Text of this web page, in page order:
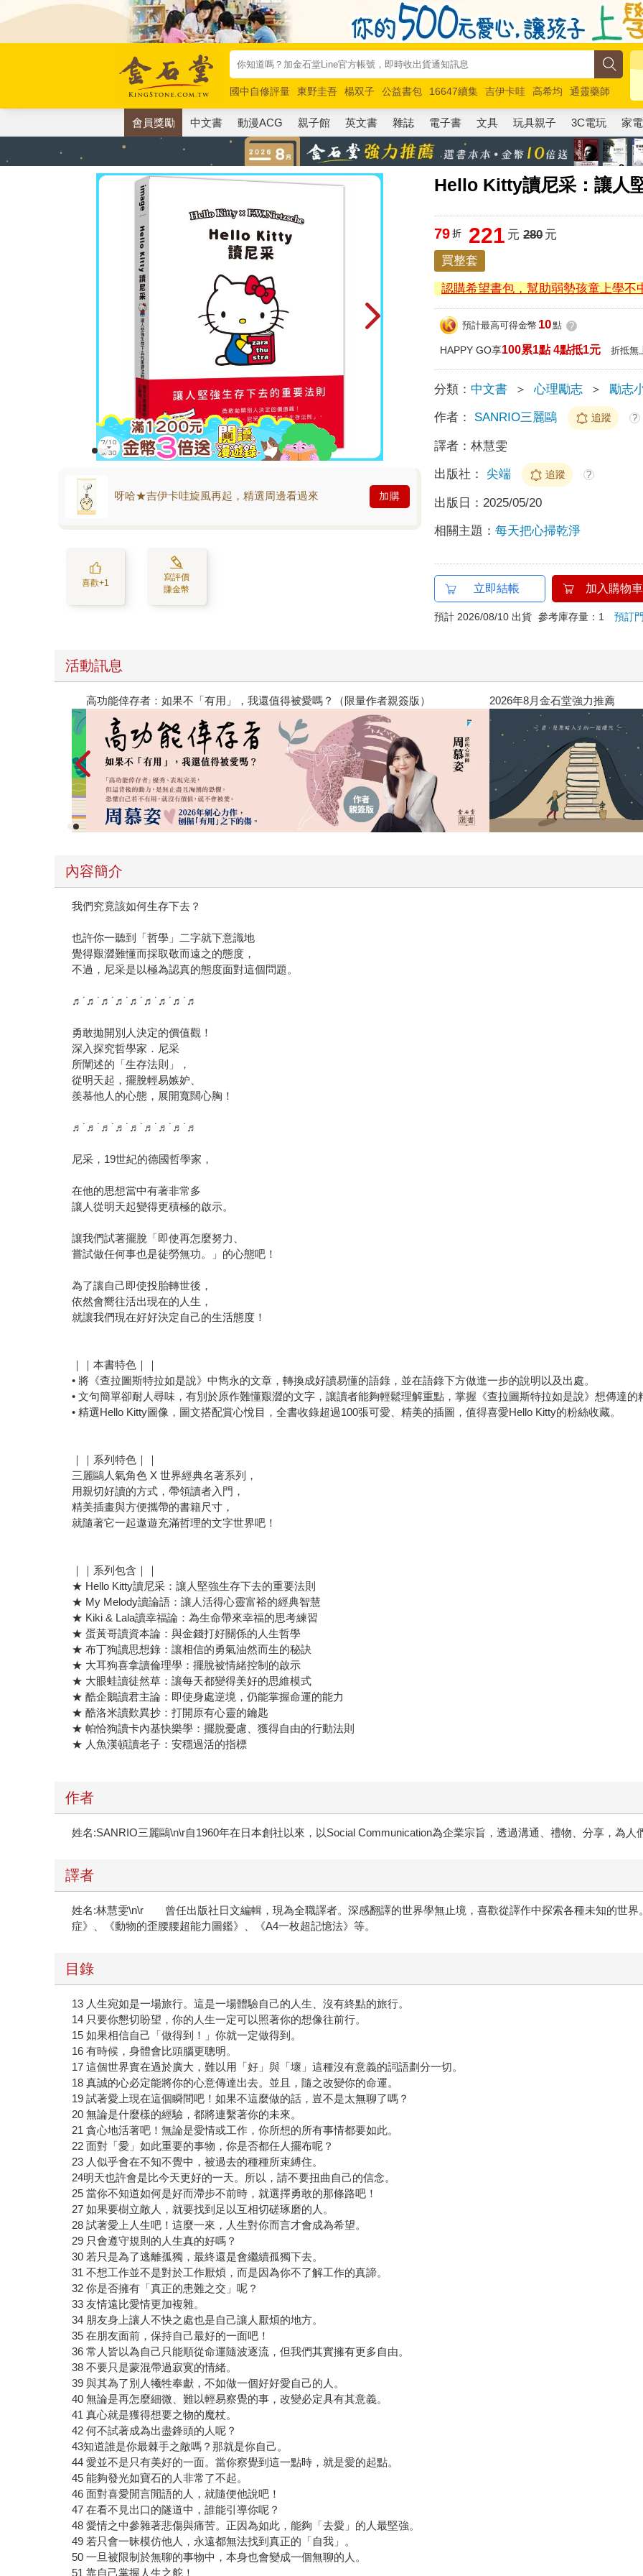
國中自修評量 東野圭吾 楊双子 公益書包 16647續集 吉伊卡哇 高希均
通靈藥師
唯紅花綻放
奧德賽 路邊攤新作 馬斯克 玩具總動員5 超慢跑
會員獎勵 中文書 動漫ACG 親子館 英文書 雜誌 電子書 文具 玩具親子 3C電玩 家電
Hello Kitty讀尼采：讓人
呀哈★吉伊卡哇旋風再起，精選周邊看過來 加購
喜歡+1
寫評價
賺金幣
79 折 221 元 280元
買整套
認購希望書包，幫助弱勢孩童上學不
預計最高可得金幣 10點 ?
HAPPY GO享100累1點 4點抵1元 折抵無
分類： 中文書 ＞ 心理勵志 ＞ 勵志
作者： SANRIO三麗鷗 追蹤 ?
譯者：林慧雯
出版社： 尖端 追蹤 ?
出版日： 2025/05/20
相關主題：每天把心掃乾淨
立即結帳 加入購物車
預計 2026/08/10 出貨 參考庫存量：1預訂
活動訊息
閱讀漫遊錄-2026上半年暢銷榜 高功能倖存者：如果不「有用」
內容簡介
我們究竟該如何生存下去？
也許你一聽到「哲學」二字就下意識地
覺得艱澀難懂而採取敬而遠之的態度，
不過，尼采是以極為認真的態度面對這個問題。
♬˙♬˙♬˙♬˙♬˙♬˙♬˙♬˙♬
勇敢拋開別人決定的價值觀！
深入探究哲學家．尼采
所闡述的「生存法則」，
從明天起，擺脫輕易嫉妒、
羨慕他人的心態，展開寬闊心胸！
♬˙♬˙♬˙♬˙♬˙♬˙♬˙♬˙♬
尼采，19世紀的德國哲學家，
在他的思想當中有著非常多
讓人從明天起變得更積極的啟示。
讓我們試著擺脫「即使再怎麼努力、
嘗試做任何事也是徒勞無功。」的心態吧！
為了讓自己即使投胎轉世後，
依然會嚮往活出現在的人生，
就讓我們現在好好決定自己的生活態度！
｜｜本書特色｜｜
• 將《查拉圖斯特拉如是說》中雋永的文章，轉換成好讀易懂的語錄，並在語錄下方做進一步的說明以及出處。
• 文句簡單卻耐人尋味，有別於原作難懂艱澀的文字，讓讀者能夠輕鬆理解重點，掌握《查拉圖斯特拉如是說》想傳達的
• 精選Hello Kitty圖像，圖文搭配賞心悅目，全書收錄超過100張可愛、精美的插圖，值得喜愛Hello Kitty的粉絲收藏。
｜｜系列特色｜｜
三麗鷗人氣角色 X 世界經典名著系列，
用親切好讀的方式，帶領讀者入門，
精美插畫與方便攜帶的書籍尺寸，
就隨著它一起遨遊充滿哲理的文字世界吧！
｜｜系列包含｜｜
★ Hello Kitty讀尼采：讓人堅強生存下去的重要法則
★ My Melody讀論語：讓人活得心靈富裕的經典智慧
★ Kiki & Lala讀幸福論：為生命帶來幸福的思考練習
★ 蛋黃哥讀資本論：與金錢打好關係的人生哲學
★ 布丁狗讀思想錄：讓相信的勇氣油然而生的秘訣
★ 大耳狗喜拿讀倫理學：擺脫被情緒控制的啟示
★ 大眼蛙讀徒然草：讓每天都變得美好的思維模式
★ 酷企鵝讀君主論：即使身處逆境，仍能掌握命運的能力
★ 酷洛米讀歎異抄：打開原有心靈的鑰匙
★ 帕恰狗讀卡內基快樂學：擺脫憂慮、獲得自由的行動法則
★ 人魚漢頓讀老子：安穩過活的指標
作者
姓名:SANRIO三麗鷗\n\r自1960年在日本創社以來，以Social Communication為企業宗旨，透過溝通、禮物、分享，為
譯者
姓名:林慧雯\n\r 曾任出版社日文編輯，現為全職譯者。深感翻譯的世界學無止境，喜歡從譯作中探索各種未知的世界
症》、《動物的歪腰腰超能力圖鑑》、《A4一枚超記憶法》等。
目錄
13 人生宛如是一場旅行。這是一場體驗自己的人生、沒有終點的旅行。
14 只要你懇切盼望，你的人生一定可以照著你的想像往前行。
15 如果相信自己「做得到！」你就一定做得到。
16 有時候，身體會比頭腦更聰明。
17 這個世界實在過於廣大，難以用「好」與「壞」這種沒有意義的詞語劃分一切。
18 真誠的心必定能將你的心意傳達出去。並且，隨之改變你的命運。
19 試著愛上現在這個瞬間吧！如果不這麼做的話，豈不是太無聊了嗎？
20 無論是什麼樣的經驗，都將連繫著你的未來。
21 貪心地活著吧！無論是愛情或工作，你所想的所有事情都要如此。
22 面對「愛」如此重要的事物，你是否都任人擺布呢？
23 人似乎會在不知不覺中，被過去的種種所束縛住。
24明天也許會是比今天更好的一天。所以，請不要扭曲自己的信念。
25 當你不知道如何是好而滯步不前時，就選擇勇敢的那條路吧！
27 如果要樹立敵人，就要找到足以互相切磋琢磨的人。
28 試著愛上人生吧！這麼一來，人生對你而言才會成為希望。
29 只會遵守規則的人生真的好嗎？
30 若只是為了逃離孤獨，最終還是會繼續孤獨下去。
31 不想工作並不是對於工作厭煩，而是因為你不了解工作的真諦。
32 你是否擁有「真正的患難之交」呢？
33 友情遠比愛情更加複雜。
34 朋友身上讓人不快之處也是自己讓人厭煩的地方。
35 在朋友面前，保持自己最好的一面吧！
36 常人皆以為自己只能順從命運隨波逐流，但我們其實擁有更多自由。
38 不要只是蒙混帶過寂寞的情緒。
39 與其為了別人犧牲奉獻，不如做一個好好愛自己的人。
40 無論是再怎麼細微、難以輕易察覺的事，改變必定具有其意義。
41 真心就是獲得想要之物的魔杖。
42 何不試著成為出盡鋒頭的人呢？
43知道誰是你最棘手之敵嗎？那就是你自己。
44 愛並不是只有美好的一面。當你察覺到這一點時，就是愛的起點。
45 能夠發光如寶石的人非常了不起。
46 面對喜愛閒言閒語的人，就隨便他說吧！
47 在看不見出口的隧道中，誰能引導你呢？
48 愛情之中參雜著悲傷與痛苦。正因為如此，能夠「去愛」的人最堅強。
49 若只會一昧模仿他人，永遠都無法找到真正的「自我」。
50 一旦被限制於無聊的事物中，本身也會變成一個無聊的人。
51 靠自己掌握人生之舵！